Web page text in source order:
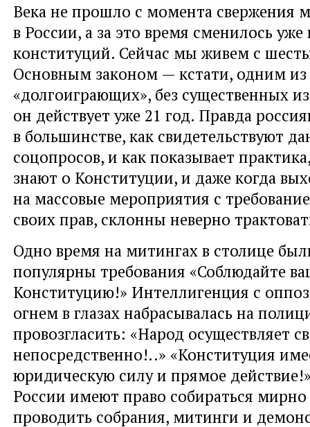
Века не прошло с момента свержения
в России, а за это время сменилось уже
конституций. Сейчас мы живем с
Основным законом — кстати, одним
«долгоиграющих», без существенных
он действует уже 21 год. Правда
в большинстве, как свидетельствуют
соцопросов, и как показывает
знают о Конституции, и даже когда
на массовые мероприятия с
своих прав, склонны неверно
Одно время на митингах в столице
популярны требования «Соблюдайте
Конституцию!» Интеллигенция с
огнем в глазах набрасывалась на
провозгласить: «Народ осуществляет
непосредственно!..» «Конституция
юридическую силу и прямое
России имеют право собираться мирно
проводить собрания, митинги и